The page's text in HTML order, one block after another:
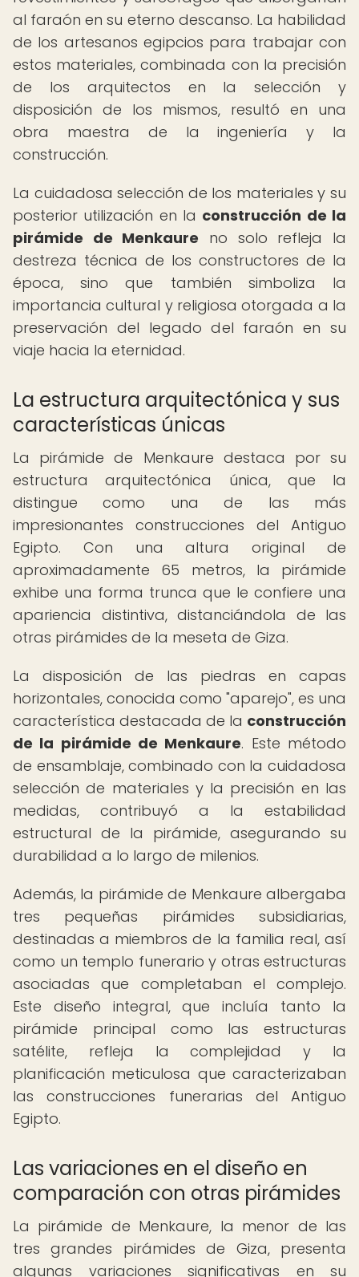
al faraón en su eterno descanso. La habilidad
de los artesanos egipcios para trabajar con
estos materiales, combinada con la precisión
de los arquitectos en la selección y
disposición de los mismos, resultó en una
obra maestra de la ingeniería y la
construcción.
La cuidadosa selección de los materiales y su
posterior utilización en la construcción de la
pirámide de Menkaure no solo refleja la
destreza técnica de los constructores de la
época, sino que también simboliza la
importancia cultural y religiosa otorgada a la
preservación del legado del faraón en su
viaje hacia la eternidad.
La estructura arquitectónica y sus
características únicas
La pirámide de Menkaure destaca por su
estructura arquitectónica única, que la
distingue como una de las más
impresionantes construcciones del Antiguo
Egipto. Con una altura original de
aproximadamente 65 metros, la pirámide
exhibe una forma trunca que le confiere una
apariencia distintiva, distanciándola de las
otras pirámides de la meseta de Giza.
La disposición de las piedras en capas
horizontales, conocida como "aparejo", es una
característica destacada de la construcción
de la pirámide de Menkaure. Este método
de ensamblaje, combinado con la cuidadosa
selección de materiales y la precisión en las
medidas, contribuyó a la estabilidad
estructural de la pirámide, asegurando su
durabilidad a lo largo de milenios.
Además, la pirámide de Menkaure albergaba
tres pequeñas pirámides subsidiarias,
destinadas a miembros de la familia real, así
como un templo funerario y otras estructuras
asociadas que completaban el complejo.
Este diseño integral, que incluía tanto la
pirámide principal como las estructuras
satélite, refleja la complejidad y la
planificación meticulosa que caracterizaban
las construcciones funerarias del Antiguo
Egipto.
Las variaciones en el diseño en
comparación con otras pirámides
La pirámide de Menkaure, la menor de las
tres grandes pirámides de Giza, presenta
algunas variaciones significativas en su